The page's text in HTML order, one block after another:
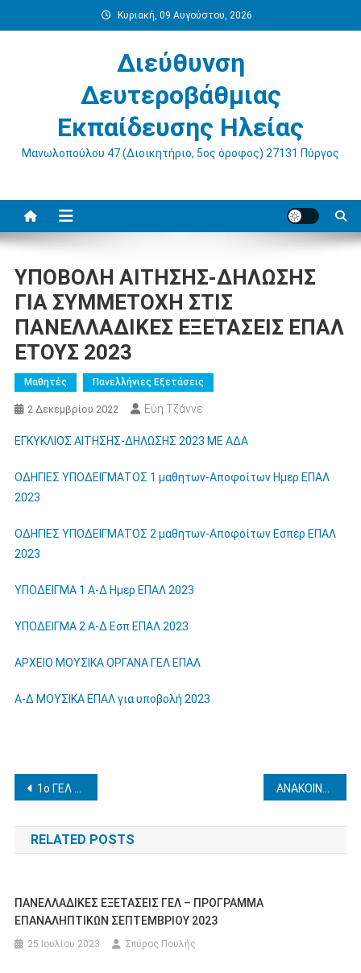
στο
Κυριακή, 09 Αυγούστου, 2026
Διεύθυνση
Δευτεροβάθμιας
Εκπαίδευσης Ηλείας
Μανωλοπούλου 47 (Διοικητήριο, 5ος όροφος) 27131 Πύργος
ΥΠΟΒΟΛΗ ΑΙΤΗΣΗΣ-ΔΗΛΩΣΗΣ
ΓΙΑ ΣΥΜΜΕΤΟΧΗ ΣΤΙΣ
ΠΑΝΕΛΛΑΔΙΚΕΣ ΕΞΕΤΑΣΕΙΣ ΕΠΑΛ
ΕΤΟΥΣ 2023
Μαθητές Πανελλήνιες Εξετάσεις
2 Δεκεμβρίου 2022 Εύη Τζάννε
ΕΓΚΥΚΛΙΟΣ ΑΙΤΗΣΗΣ-ΔΗΛΩΣΗΣ 2023 ΜΕ ΑΔΑ
ΟΔΗΓΙΕΣ ΥΠΟΔΕΙΓΜΑΤΟΣ 1 μαθητων-Αποφοίτων Ημερ ΕΠΑΛ
2023
ΟΔΗΓΙΕΣ ΥΠΟΔΕΙΓΜΑΤΟΣ 2 μαθητων-Αποφοίτων Εσπερ ΕΠΑΛ
2023
ΥΠΟΔΕΙΓΜΑ 1 Α-Δ Ημερ ΕΠΑΛ 2023
ΥΠΟΔΕΙΓΜΑ 2 Α-Δ Εσπ ΕΠΑΛ 2023
ΑΡΧΕΙΟ ΜΟΥΣΙΚΑ ΟΡΓΑΝΑ ΓΕΛ ΕΠΑΛ
Α-Δ ΜΟΥΣΙΚΑ ΕΠΑΛ για υποβολή 2023
Πλοήγηση
άρθρων
1ο ΓΕΛ ΠΥΡΓΟΥ – ΠΡΟΚΗΡΥΞΗ ΜΟΝΟΗΜΕΡΗΣ ΕΚΠΑΙΔΕΥΤΙΚΗΣ ΕΚΔΡΟΜΗΣ ΣΤΗΝ ΠΑΤΡΑ ΣΤΙΣ 13-12-22
RELATED POSTS
ΠΑΝΕΛΛΑΔΙΚΕΣ ΕΞΕΤΑΣΕΙΣ ΓΕΛ – ΠΡΟΓΡΑΜΜΑ
ΕΠΑΝΑΛΗΠΤΙΚΩΝ ΣΕΠΤΕΜΒΡΙΟΥ 2023
25 Ιουλίου 2023 Σπύρος Πουλής